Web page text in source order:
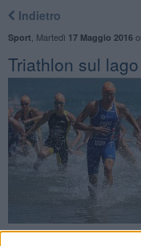
Indietro
Sport Martedì 17 Maggio 2016
Triathlon sul